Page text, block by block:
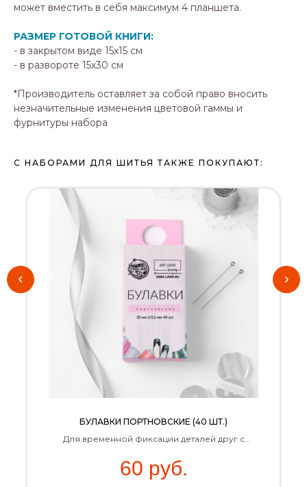
может вместить в себя максимум 4 планшета.
РАЗМЕР ГОТОВОЙ КНИГИ:
- в закрытом виде 15х15 см
- в развороте 15х30 см
*Производитель оставляет за собой право вносить
незначительные изменения цветовой гаммы и
фурнитуры набора
С НАБОРАМИ ДЛЯ ШИТЬЯ ТАКЖЕ ПОКУПАЮТ:
БУЛАВКИ ПОРТНОВСКИЕ (40 ШТ.)
Для временной фиксации деталей друг с
60 руб.